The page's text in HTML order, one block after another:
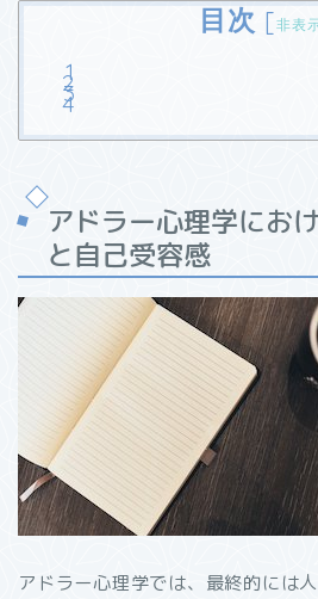
目次 [非表
アドラー心理学にお
と自己受容感
アドラー心理学では、最終的には